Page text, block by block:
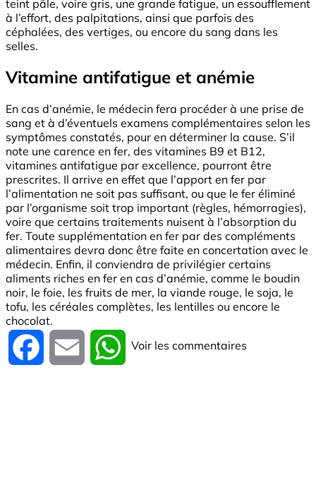
teint pâle, voire gris, une grande fatigue, un essoufflement
à l’effort, des palpitations, ainsi que parfois des
céphalées, des vertiges, ou encore du sang dans les
selles.
Vitamine antifatigue et anémie
En cas d’anémie, le médecin fera procéder à une prise de
sang et à d’éventuels examens complémentaires selon les
symptômes constatés, pour en déterminer la cause. S’il
note une carence en fer, des vitamines B9 et B12,
vitamines antifatigue par excellence, pourront être
prescrites. Il arrive en effet que l’apport en fer par
l’alimentation ne soit pas suffisant, ou que le fer éliminé
par l’organisme soit trop important (règles, hémorragies),
voire que certains traitements nuisent à l’absorption du
fer. Toute supplémentation en fer par des compléments
alimentaires devra donc être faite en concertation avec le
médecin. Enfin, il conviendra de privilégier certains
aliments riches en fer en cas d’anémie, comme le boudin
noir, le foie, les fruits de mer, la viande rouge, le soja, le
tofu, les céréales complètes, les lentilles ou encore le
chocolat.
Facebook Email WhatsApp
Voir les commentaires